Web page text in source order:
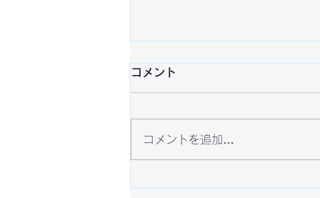
ラスベガスEVOに行ってきま
コメント
コメントを追加…